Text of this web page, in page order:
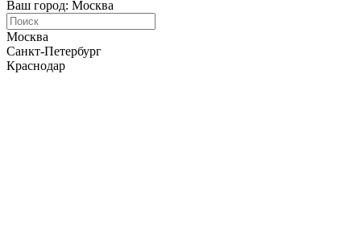
Ваш город: Москва
Москва
Санкт-Петербург
Краснодар